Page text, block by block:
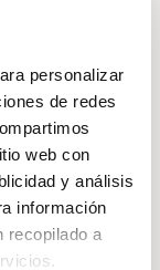
personalizar
de redes
web con
y análisis
información
recopilado a
a